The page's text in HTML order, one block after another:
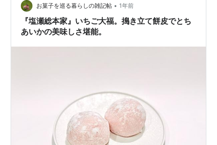
す！ ゴディバ 言わずと知れた有名チョコレートメーカー
『…
お菓子を巡る暮らしの雑記帖 • 1年前
『塩瀬総本家』いちご大福。搗き立て餅皮でとち
あいかの美味しさ堪能。